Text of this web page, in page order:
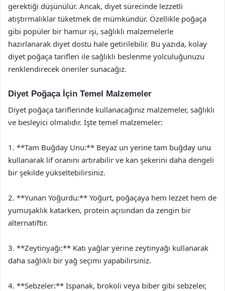
gerektiği düşünülür. Ancak, diyet sürecinde lezzetli
atıştırmalıklar tüketmek de mümkündür. Özellikle poğaça
gibi popüler bir hamur işi, sağlıklı malzemelerle
hazırlanarak diyet dostu hale getirilebilir. Bu yazıda, kolay
diyet poğaça tarifleri ile sağlıklı beslenme yolculuğunuzu
renklendirecek öneriler sunacağız.
Diyet Poğaça İçin Temel Malzemeler
Diyet poğaça tariflerinde kullanacağınız malzemeler, sağlıklı
ve besleyici olmalıdır. İşte temel malzemeler:
1. **Tam Buğday Unu:** Beyaz un yerine tam buğday unu
kullanarak lif oranını artırabilir ve kan şekerini daha dengeli
bir şekilde yükseltebilirsiniz.
2. **Yunan Yoğurdu:** Yoğurt, poğaçaya hem lezzet hem de
yumuşaklık katarken, protein açısından da zengin bir
alternatiftir.
3. **Zeytinyağı:** Katı yağlar yerine zeytinyağı kullanarak
daha sağlıklı bir yağ seçimi yapabilirsiniz.
4. **Sebzeler:** Ispanak, brokoli veya biber gibi sebzeler,